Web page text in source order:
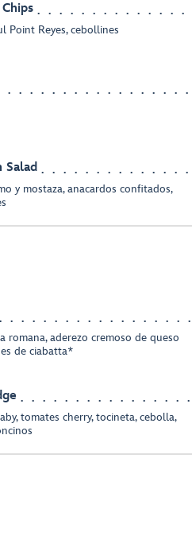
Point Reyes, cebollines
Salad
y mostaza, anacardos confitados,
romana, aderezo cremoso de queso
de ciabatta*
tomates cherry, tocineta, cebolla,